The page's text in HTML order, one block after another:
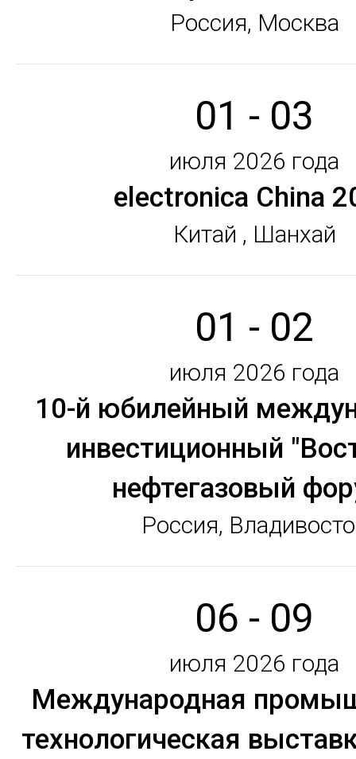
Россия, Москва
01 - 03
июля 2026 года
electronica China
Китай , Шанхай
01 - 02
июля 2026 года
10-й юбилейный
инвестиционный
нефтегазовый
Россия,
06 - 09
июля 2026 года
Международная
технологическая